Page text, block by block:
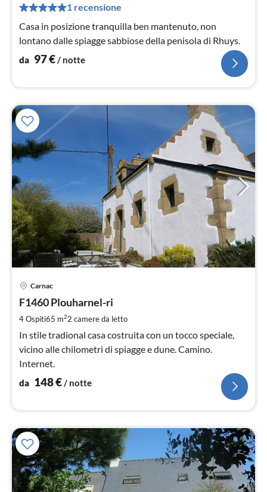
1 recensione
Casa in posizione tranquilla ben mantenuto, non
lontano dalle spiagge sabbiose della penisola di Rhuys.
da 97€/ notte
Carnac
F1460 Plouharnel-ri
4 Ospiti65 m22 camere da letto
In stile tradional casa costruita con un tocco speciale,
vicino alle chilometri di spiagge e dune. Camino.
Internet.
da 148€/ notte